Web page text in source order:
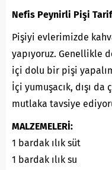
Nefis Peynirli Pişi
Pişiyi evlerimizde
yapıyoruz. Genellikle
içi dolu bir pişi
İçi yumuşacık, dışı
mutlaka tavsiye
MALZEMELERİ:
1 bardak ılık süt
1 bardak ılık su